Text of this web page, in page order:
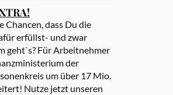
Chancen, dass Du die
erfüllst- und zwar
geht`s? Für Arbeitnehmer
der
um über 17 Mio.
Nutze jetzt unseren